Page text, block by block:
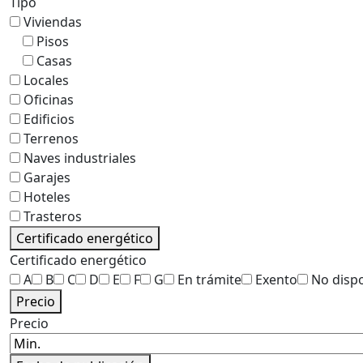
Viviendas
Pisos
Casas
Locales
Oficinas
Edificios
Terrenos
Naves industriales
Garajes
Hoteles
Trasteros
Certificado energético
Certificado energético
A
B C D E F G En trámite Exento
No
Precio
Precio